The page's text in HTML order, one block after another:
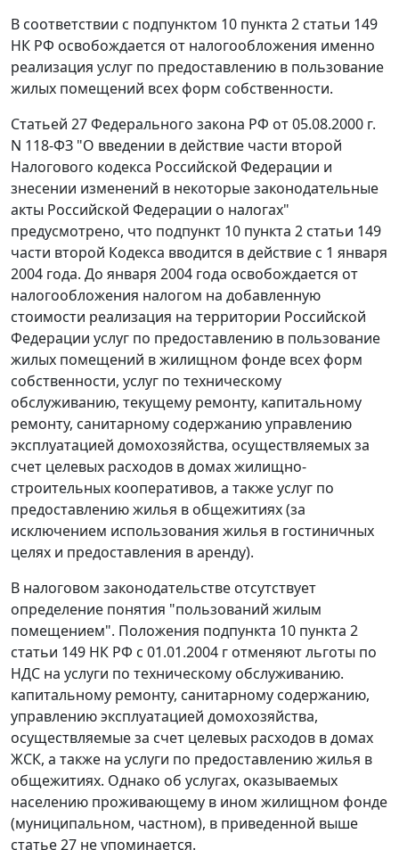
В соответствии с подпунктом 10 пункта 2 статьи 149
НК РФ освобождается от налогообложения именно
реализация услуг по предоставлению в пользование
жилых помещений всех форм собственности.
Статьей 27Федерального закона РФ от 05.08.2000 г.
N 118-ФЗ "О введении в действие части второй
Налогового кодекса Российской Федерации и
знесении изменений в некоторые законодательные
акты Российской Федерации о налогах"
предусмотрено, что подпункт 10 пункта 2 статьи 149
части второй Кодекса вводится в действие с 1 января
2004 года. До января 2004 года освобождается от
налогообложения налогом на добавленную
стоимости реализация на территории Российской
Федерации услуг по предоставлению в пользование
жилых помещений в жилищном фонде всех форм
собственности, услуг по техническому
обслуживанию, текущему ремонту, капитальному
ремонту, санитарному содержанию управлению
эксплуатацией домохозяйства, осуществляемых за
счет целевых расходов в домах жилищно-
строительных кооперативов, а также услуг по
предоставлению жилья в общежитиях (за
исключением использования жилья в гостиничных
целях и предоставления в аренду).
В налоговом законодательстве отсутствует
определение понятия "пользований жилым
помещением". Положения подпункта 10 пункта 2
статьи 149 НК РФ с 01.01.2004 г отменяют льготы по
НДС на услуги по техническому обслуживанию.
капитальному ремонту, санитарному содержанию,
управлению эксплуатацией домохозяйства,
осуществляемые за счет целевых расходов в домах
ЖСК, а также на услуги по предоставлению жилья в
общежитиях. Однако об услугах, оказываемых
населению проживающему в ином жилищном фонде
(муниципальном, частном), в приведенной выше
статье 27 не упоминается.